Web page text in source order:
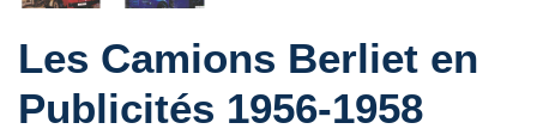
Les Camions Berliet en
Publicités 1956-1958